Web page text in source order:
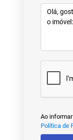
Ao
Política de